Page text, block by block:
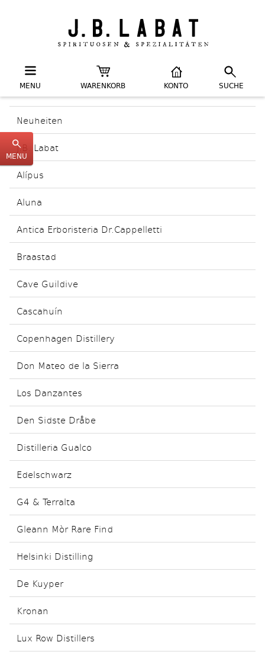
MENU WARENKORB KONTO SUCHE
Neuheiten
J.B. Labat
Alípus
Aluna
Antica Erboristeria Dr.Cappelletti
Braastad
Cave Guildive
Cascahuín
Copenhagen Distillery
Don Mateo de la Sierra
Los Danzantes
Den Sidste Dråbe
Distilleria Gualco
Edelschwarz
G4 & Terralta
Gleann Mòr Rare Find
Helsinki Distilling
De Kuyper
Kronan
Lux Row Distillers
MENU